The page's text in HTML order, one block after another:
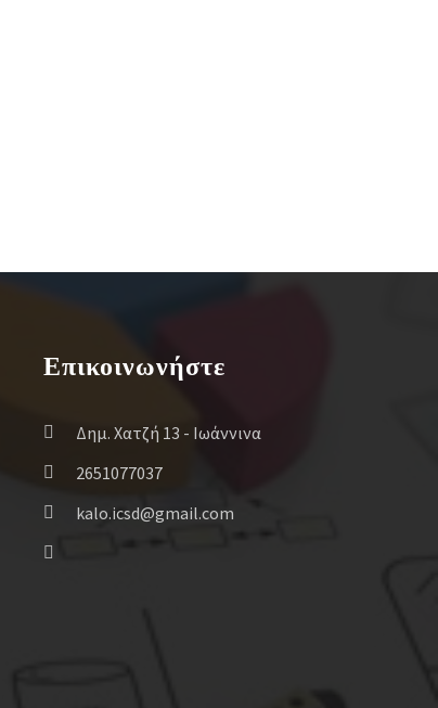
Επικοινωνήστε
Δημ. Χατζή 13 - Ιωάννινα
2651077037
kalo.icsd@gmail.com